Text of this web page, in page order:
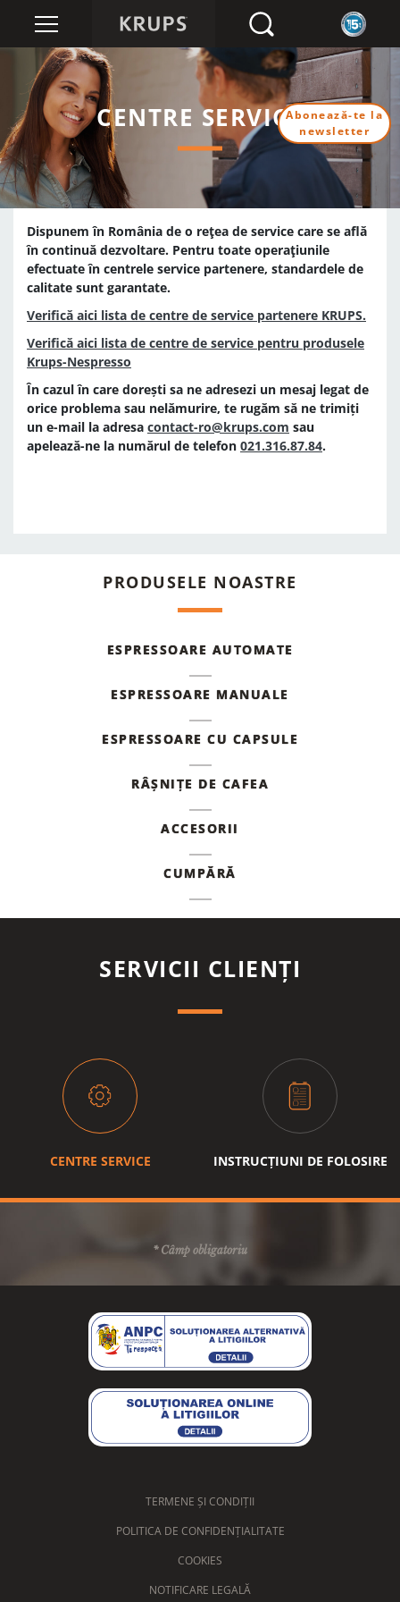
CENTRE SERVICE
Dispunem în România de o reţea de service care se află
în continuă dezvoltare. Pentru toate operaţiunile
efectuate în centrele service partenere, standardele de
calitate sunt garantate.
Verifică aici lista de centre de service partenere KRUPS.
Verifică aici lista de centre de service pentru produsele
Krups-Nespresso
În cazul în care dorești sa ne adresezi un mesaj legat de
orice problema sau nelămurire, te rugăm să ne trimiți
un e-mail la adresa contact-ro@krups.com sau
apelează-ne la numărul de telefon 021.316.87.84.
PRODUSELE NOASTRE
ESPRESSOARE AUTOMATE
ESPRESSOARE MANUALE
ESPRESSOARE CU CAPSULE
RÂȘNIȚE DE CAFEA
ACCESORII
CUMPĂRĂ
SERVICII CLIENȚI
CENTRE SERVICE INSTRUCȚIUNI DE FOLOSIRE
* Câmp obligatoriu
TERMENE ȘI CONDIȚII
POLITICA DE CONFIDENȚIALITATE
COOKIES
NOTIFICARE LEGALĂ
Abonează-te la
newsletter